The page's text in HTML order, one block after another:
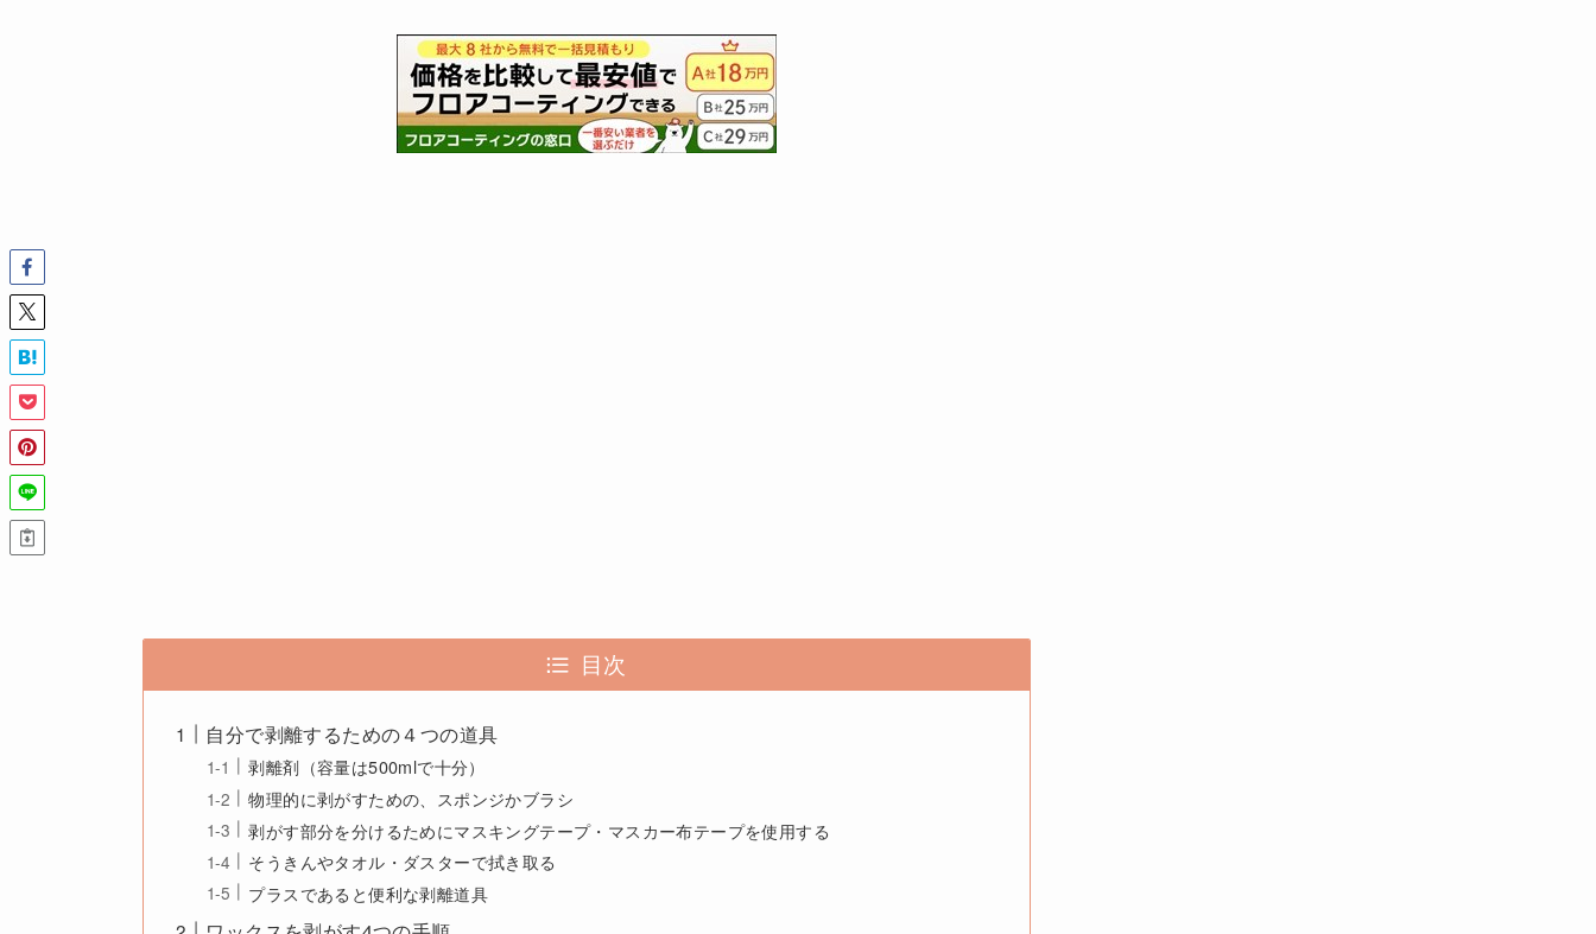
目次
自分で剥離するための４つの道具
剥離剤（容量は500mlで十分）
物理的に剥がすための、スポンジかブラシ
剥がす部分を分けるためにマスキングテープ・マスカー布テープを使用する
そうきんやタオル・ダスターで拭き取る
プラスであると便利な剥離道具